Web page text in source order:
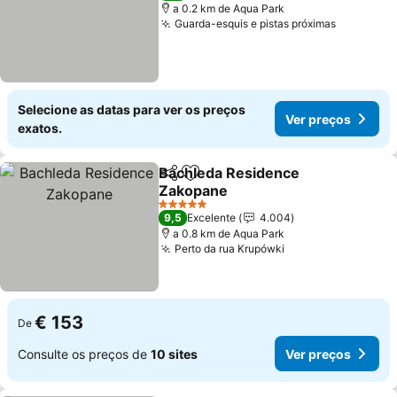
a 0.2 km de Aqua Park
Guarda-esquis e pistas próximasVer
Selecione as datas para ver os preços
exatos.
Ver preços
PartilharAdicionar aos favoritos
Bachleda Residence
Zakopane
Ver preços
5 Estrelas
9,5 Excelente
4.004
a 0.8 km de Aqua Park
Perto da rua Krupówki
De € 153
Consulte os preços de 10 sites Ver preços